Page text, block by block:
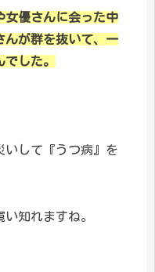
女優さんに会った中
んが群を抜いて、一
した。
いして『うつ病』を
知れますね。